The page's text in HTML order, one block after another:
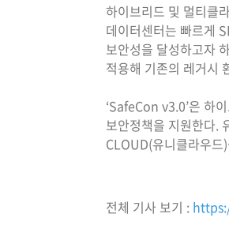
하이브리드 및 멀티클
데이터센터는 빠르게
보안성을 달성하고자
적용해 기존의 레거시
‘SafeCon v3.0’은 하
보안정책을 지원한다.
CLOUD(유니클라우드
전체 기사 보기 :